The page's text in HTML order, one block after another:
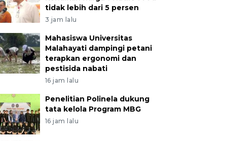
tidak lebih dari 5 persen
3 jam lalu
Mahasiswa Universitas
Malahayati dampingi petani
terapkan ergonomi dan
pestisida nabati
16 jam lalu
Penelitian Polinela dukung
tata kelola Program MBG
16 jam lalu